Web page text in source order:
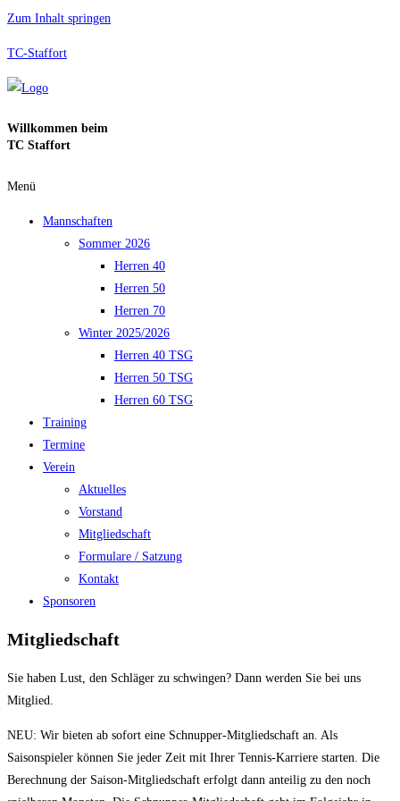
Zum Inhalt springen
TC-Staffort
Willkommen beim
TC Staffort
Menü
Mannschaften
Sommer 2026
Herren 40
Herren 50
Herren 70
Winter 2025/2026
Herren 40 TSG
Herren 50 TSG
Herren 60 TSG
Training
Termine
Verein
Aktuelles
Vorstand
Mitgliedschaft
Formulare / Satzung
Kontakt
Sponsoren
Mitgliedschaft
Sie haben Lust, den Schläger zu schwingen? Dann werden Sie bei uns
Mitglied.
NEU: Wir bieten ab sofort eine Schnupper-Mitgliedschaft an. Als
Saisonspieler können Sie jeder Zeit mit Ihrer Tennis-Karriere starten. Die
Berechnung der Saison-Mitgliedschaft erfolgt dann anteilig zu den noch